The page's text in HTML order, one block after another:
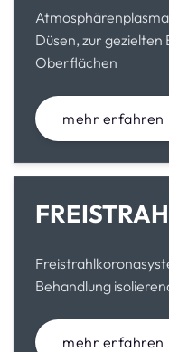
Düsen, zur
Oberflächen
mehr erfahren
Behandlung
mehr erfahren